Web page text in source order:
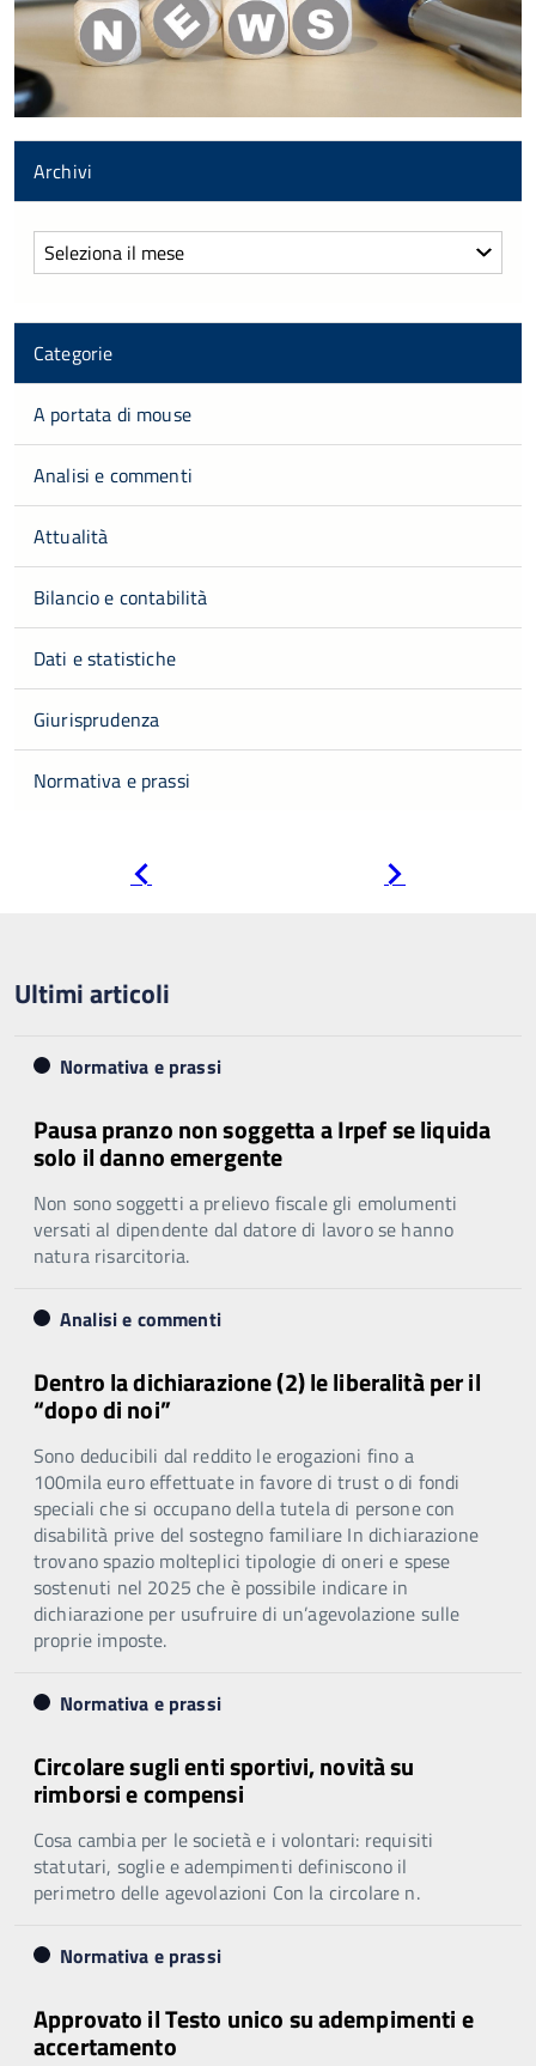
Archivi
Archivi
Categorie
A portata di mouse
Analisi e commenti
Attualità
Bilancio e contabilità
Dati e statistiche
Giurisprudenza
Normativa e prassi
Ultimi articoli
Normativa e prassi
Pausa pranzo non soggetta a Irpef se liquida
solo il danno emergente
Non sono soggetti a prelievo fiscale gli emolumenti
versati al dipendente dal datore di lavoro se hanno
natura risarcitoria.
Analisi e commenti
Dentro la dichiarazione (2) le liberalità per il
“dopo di noi”
Sono deducibili dal reddito le erogazioni fino a
100mila euro effettuate in favore di trust o di fondi
speciali che si occupano della tutela di persone con
disabilità prive del sostegno familiare In dichiarazione
trovano spazio molteplici tipologie di oneri e spese
sostenuti nel 2025 che è possibile indicare in
dichiarazione per usufruire di un’agevolazione sulle
proprie imposte.
Normativa e prassi
Circolare sugli enti sportivi, novità su
rimborsi e compensi
Cosa cambia per le società e i volontari: requisiti
statutari, soglie e adempimenti definiscono il
perimetro delle agevolazioni Con la circolare n.
Normativa e prassi
Approvato il Testo unico su adempimenti e
accertamento